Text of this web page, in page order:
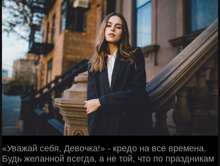
«Уважай себя, Девочка!» - кредо на все времена.
Будь желанной всегда, а не той, что по праздникам